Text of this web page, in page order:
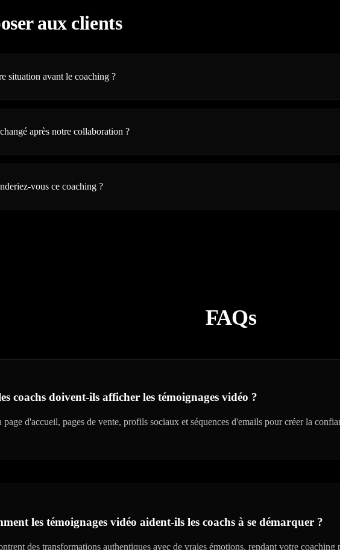
aux clients
situation avant le coaching ?
après notre collaboration ?
vous ce coaching ?
FAQs
coachs doivent-ils afficher les témoignages vidéo ?
page d'accueil, pages de vente, profils sociaux et séquences d'emails pour créer la
les témoignages vidéo aident-ils les coachs à se démarquer ?
des transformations authentiques avec de vraies émotions, rendant votre coaching